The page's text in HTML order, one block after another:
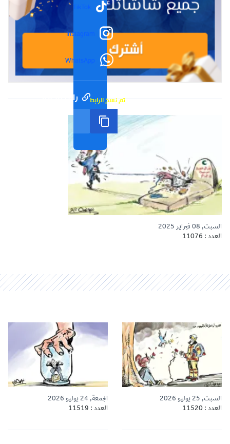
TikTok
Instagram
WhatsApp
رابط مختصر تم نسخ الرابط
السبت, 08 فبراير 2025
العدد : 11076
السبت, 25 يوليو 2026
العدد : 11520
الجمعة, 24 يوليو 2026
العدد : 11519